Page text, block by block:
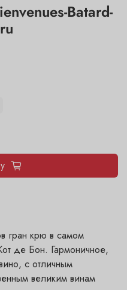
Batard-
гран крю в самом
де Бон. Гармоничное,
с отличным
великим винам